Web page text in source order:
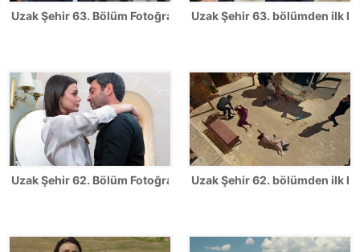
Uzak Şehir 63. Bölüm Fotoğrafları - SEZON FİNALİ
Uzak Şehir 63. bölümden ilk
Uzak Şehir 62. Bölüm FotoğraflarıUzak Şehir 62. bölümden ilk